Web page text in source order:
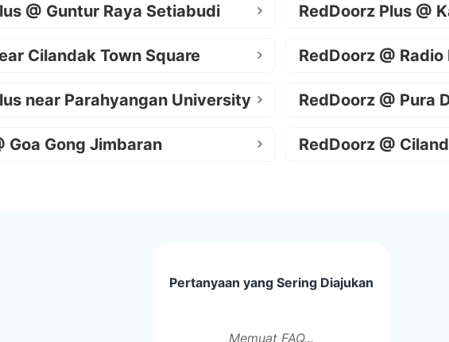
@ Guntur Raya Setiabudi RedDoorz Plus @
Cilandak Town Square RedDoorz @ Radio
near Parahyangan University RedDoorz @ Pura
Goa Gong Jimbaran RedDoorz @
Pertanyaan yang Sering Diajukan
Memuat FAQ...